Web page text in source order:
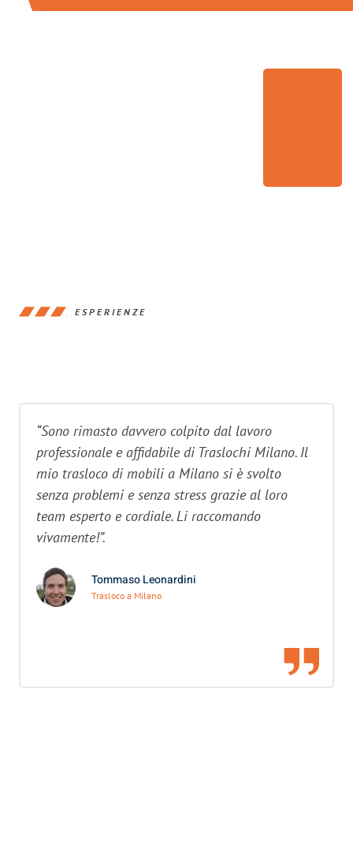
ESPERIENZE
“Sono rimasto davvero colpito dal lavoro
professionale e affidabile di Traslochi Milano. Il
mio trasloco di mobili a Milano si è svolto
senza problemi e senza stress grazie al loro
team esperto e cordiale. Li raccomando
vivamente!”.
Tommaso Leonardini
Trasloco a Milano